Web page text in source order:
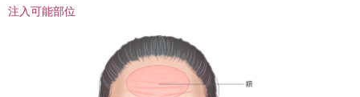
注入可能部位